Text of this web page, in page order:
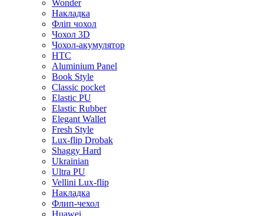
Wonder
Накладка
Фліп чохол
Чохол 3D
Чохол-акумулятор
HTC
Aluminium Panel
Book Style
Classic pocket
Elastic PU
Elastic Rubber
Elegant Wallet
Fresh Style
Lux-flip Drobak
Shaggy Hard
Ukrainian
Ultra PU
Vellini Lux-flip
Накладка
Флип-чехол